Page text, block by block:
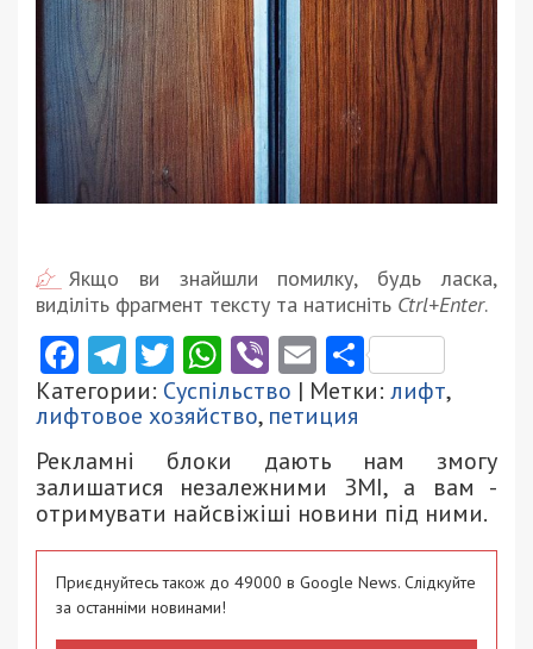
Якщо ви знайшли помилку, будь ласка,
виділіть фрагмент тексту та натисніть Ctrl+Enter.
Facebook
Telegram
Twitter
WhatsApp
ViberEmail
Категории: Суспільство | Метки: лифт,
лифтовое хозяйство, петиция
Рекламні блоки дають нам змогу
залишатися незалежними ЗМІ, а вам -
отримувати найсвіжіші новини під ними.
Приєднуйтесь також до 49000 в Google News. Слідкуйте
за останніми новинами!